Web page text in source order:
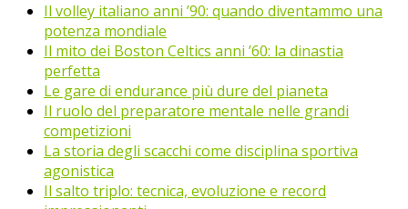
Il volley italiano anni ’90: quando diventammo una
potenza mondiale
Il mito dei Boston Celtics anni ’60: la dinastia
perfetta
Le gare di endurance più dure del pianeta
Il ruolo del preparatore mentale nelle grandi
competizioni
La storia degli scacchi come disciplina sportiva
agonistica
Il salto triplo: tecnica, evoluzione e record